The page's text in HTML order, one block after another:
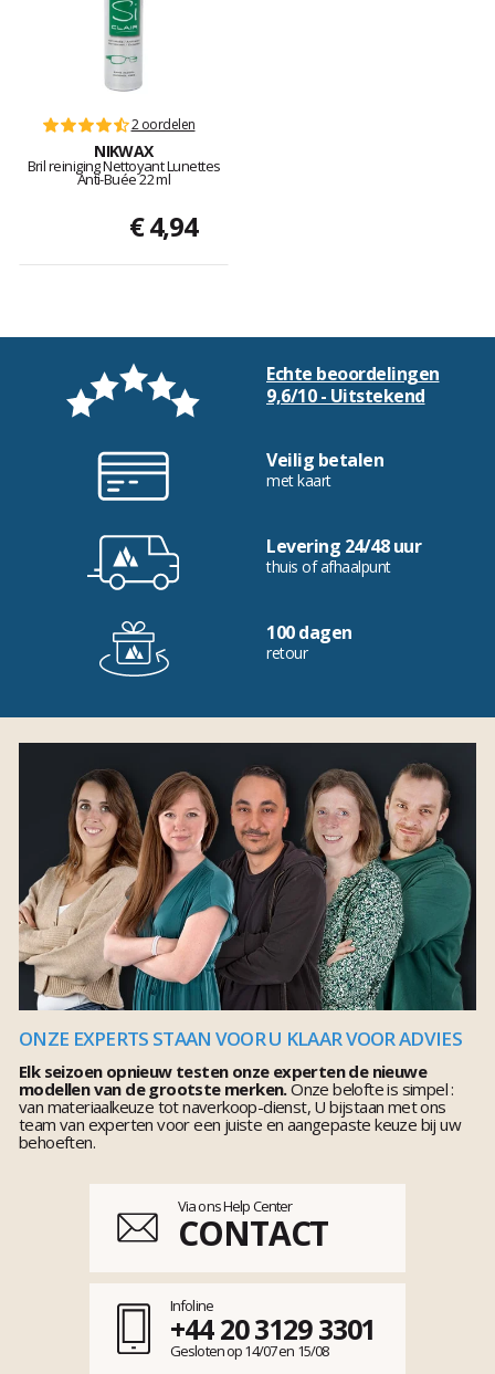
2 oordelen
NIKWAX
Bril reiniging Nettoyant Lunettes
Anti-Buée 22 ml
€ 4,94
Echte beoordelingen
9,6/10 - Uitstekend
Veilig betalen
met kaart
Levering 24/48 uur
thuis of afhaalpunt
100 dagen
retour
ONZE EXPERTS STAAN VOOR U KLAAR VOOR ADVIES
Elk seizoen opnieuw testen onze experten de nieuwe
modellen van de grootste merken.Onze belofte is simpel :
van materiaalkeuze tot naverkoop-dienst, U bijstaan met ons
team van experten voor een juiste en aangepaste keuze bij uw
behoeften.
Via ons Help Center
CONTACT
Infoline
+44 20 3129 3301
Gesloten op 14/07 en 15/08